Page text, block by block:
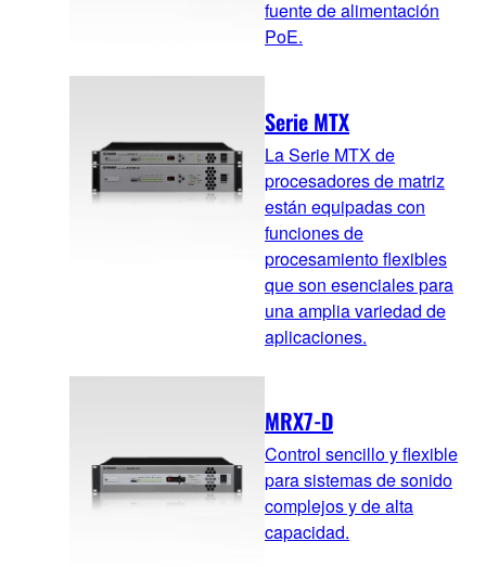
fuente de alimentación
PoE.
Serie MTX
La Serie MTX de
procesadores de matriz
están equipadas con
funciones de
procesamiento flexibles
que son esenciales para
una amplia variedad de
aplicaciones.
MRX7-D
Control sencillo y flexible
para sistemas de sonido
complejos y de alta
capacidad.